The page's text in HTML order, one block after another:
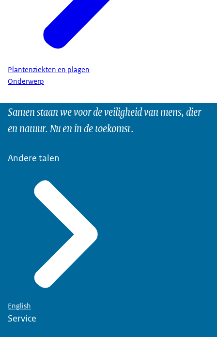
Plantenziekten en plagen
Onderwerp
Samen staan we voor de veiligheid van mens, dier
en natuur. Nu en in de toekomst.
Andere talen
English
Service